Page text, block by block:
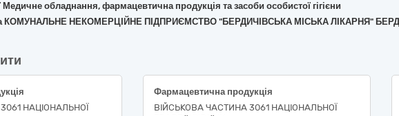
Медичне обладнання, фармацевтична продукція та засоби особистої гігієни
КОМУНАЛЬНЕ НЕКОМЕРЦІЙНЕ ПІДПРИЄМСТВО "БЕРДИЧІВСЬКА МІСЬКА ЛІКАРНЯ"
НАЦІОНАЛЬНОЇ
Фармацевтична продукція
ВІЙСЬКОВА ЧАСТИНА 3061 НАЦІОНАЛЬНОЇ